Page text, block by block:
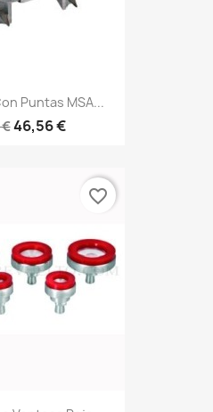
Puntas MSA...
46,56 €
favorite_border